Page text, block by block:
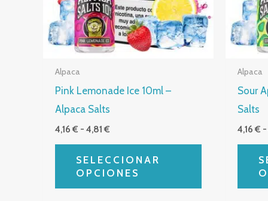
Alpaca
Pink Lemonade Ice 10ml –
Alpaca Salts
4,16€ - 4,81€
SELECCIONAR
OPCIONES
opciones
se
pueden
Alpaca
Sour
Salts
4,16€ -